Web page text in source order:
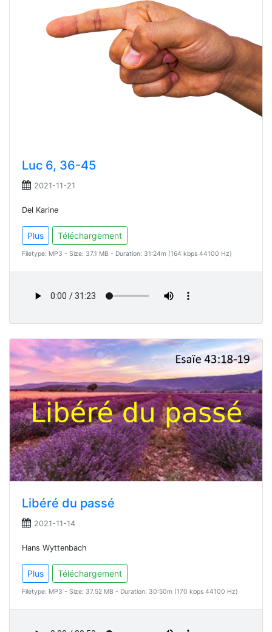
Luc 6, 36-45
2021-11-21
Del Karine
Plus Téléchargement
Filetype: MP3 - Size: 37.1 MB - Duration: 31:24m (164 kbps 44100 Hz)
Libéré du passé
2021-11-14
Hans Wyttenbach
Plus Téléchargement
Filetype: MP3 - Size: 37.52 MB - Duration: 30:50m (170 kbps 44100 Hz)